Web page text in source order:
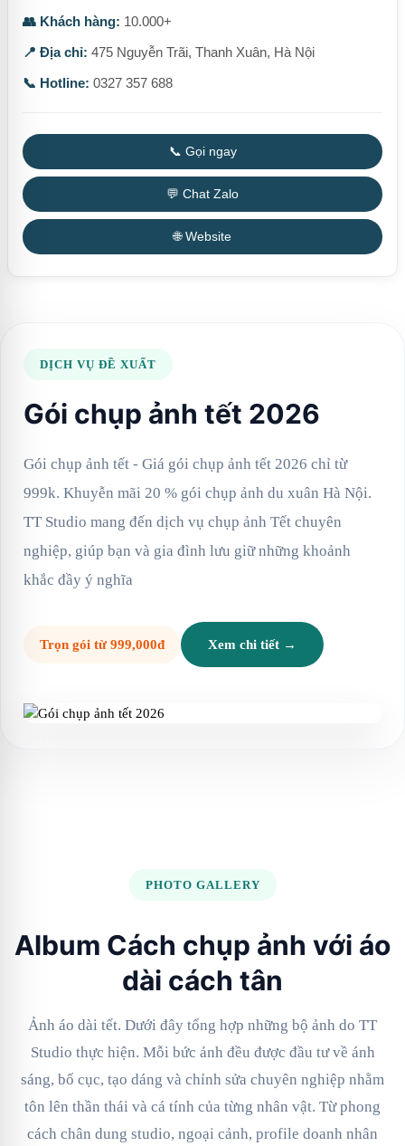
👥 Khách hàng: 10.000+
📍 Địa chỉ: 475 Nguyễn Trãi, Thanh Xuân, Hà Nội
📞 Hotline: 0327 357 688
📞 Gọi ngay
💬 Chat Zalo
🌐 Website
DỊCH VỤ ĐỀ XUẤT
Gói chụp ảnh tết 2026
Gói chụp ảnh tết - Giá gói chụp ảnh tết 2026 chỉ từ
999k. Khuyễn mãi 20 % gói chụp ảnh du xuân Hà Nội.
TT Studio mang đến dịch vụ chụp ảnh Tết chuyên
nghiệp, giúp bạn và gia đình lưu giữ những khoảnh
khắc đầy ý nghĩa
Trọn gói từ 999,000đ Xem chi tiết →
PHOTO GALLERY
Album Cách chụp ảnh với áo
dài cách tân
Ảnh áo dài tết. Dưới đây tổng hợp những bộ ảnh do TT
Studio thực hiện. Mỗi bức ảnh đều được đầu tư về ánh
sáng, bố cục, tạo dáng và chỉnh sửa chuyên nghiệp nhằm
tôn lên thần thái và cá tính của từng nhân vật. Từ phong
cách chân dung studio, ngoại cảnh, profile doanh nhân